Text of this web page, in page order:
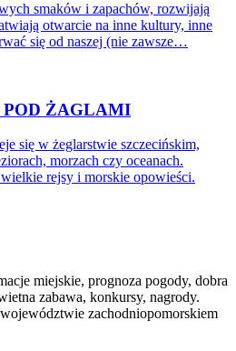
smaków i zapachów, rozwijają
otwarcie na inne kultury, inne
się od naszej (nie zawsze…
ŻAGLAMI
się w żeglarstwie szczecińskim,
morzach czy oceanach.
rejsy i morskie opowieści.
miejskie, prognoza pogody, dobra
zabawa, konkursy, nagrody.
zachodniopomorskiem